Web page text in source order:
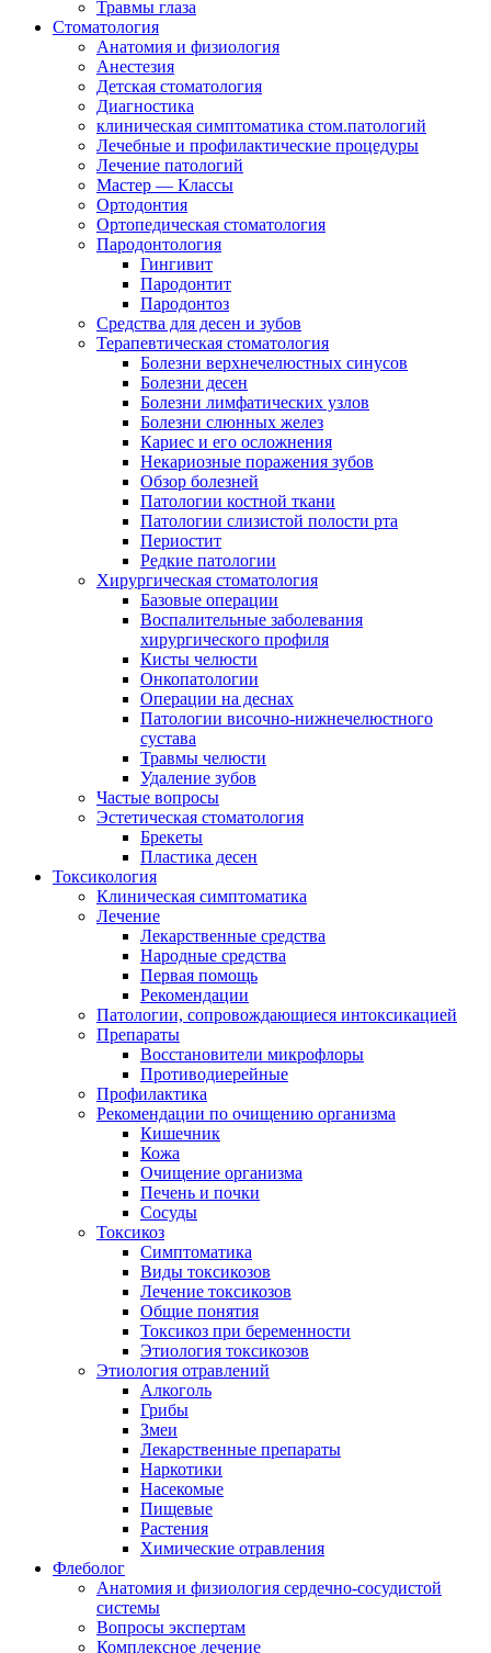
Травмы глаза
Стоматология
Анатомия и физиология
Анестезия
Детская стоматология
Диагностика
клиническая симптоматика стом.патологий
Лечебные и профилактические процедуры
Лечение патологий
Мастер — Классы
Ортодонтия
Ортопедическая стоматология
Пародонтология
Гингивит
Пародонтит
Пародонтоз
Средства для десен и зубов
Терапевтическая стоматология
Болезни верхнечелюстных синусов
Болезни десен
Болезни лимфатических узлов
Болезни слюнных желез
Кариес и его осложнения
Некариозные поражения зубов
Обзор болезней
Патологии костной ткани
Патологии слизистой полости рта
Периостит
Редкие патологии
Хирургическая стоматология
Базовые операции
Воспалительные заболевания
хирургического профиля
Кисты челюсти
Онкопатологии
Операции на деснах
Патологии височно-нижнечелюстного
сустава
Травмы челюсти
Удаление зубов
Частые вопросы
Эстетическая стоматология
Брекеты
Пластика десен
Токсикология
Клиническая симптоматика
Лечение
Лекарственные средства
Народные средства
Первая помощь
Рекомендации
Патологии, сопровождающиеся интоксикацией
Препараты
Восстановители микрофлоры
Противодиерейные
Профилактика
Рекомендации по очищению организма
Кишечник
Кожа
Очищение организма
Печень и почки
Сосуды
Токсикоз
Cимптоматика
Виды токсикозов
Лечение токсикозов
Общие понятия
Токсикоз при беременности
Этиология токсикозов
Этиология отравлений
Алкоголь
Грибы
Змеи
Лекарственные препараты
Наркотики
Насекомые
Пищевые
Растения
Химические отравления
Флеболог
Анатомия и физиология сердечно-сосудистой
системы
Вопросы экспертам
Комплексное лечение